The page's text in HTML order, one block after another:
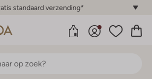
standaard verzending*